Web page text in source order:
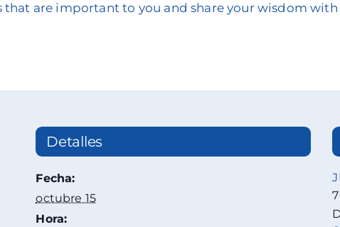
that are important to you and share your wisdom
Detalles
Fecha:
octubre 15
Hora: